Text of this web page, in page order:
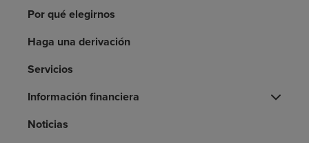
Recursos de salud
Por qué elegirnos
Haga una derivación
Servicios
Información financiera
Noticias